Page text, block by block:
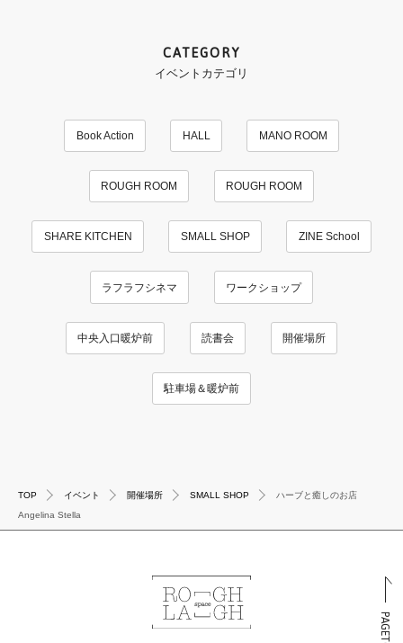
CATEGORY
イベントカテゴリ
Book Action HALL MANO ROOM
ROUGH ROOM ROUGH ROOM
SHARE KITCHEN SMALL SHOP ZINE School
ラフラフシネマ ワークショップ
中央入口暖炉前 読書会 開催場所
駐車場＆暖炉前
TOP イベント 開催場所 SMALL SHOP
ハーブと癒しのお店
Angelina Stella
PAGETOP